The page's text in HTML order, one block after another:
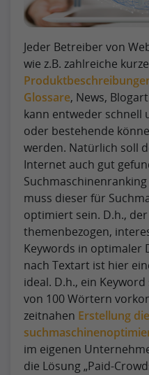
Jeder Betreiber von
wie z.B. zahlreiche
Glossare, News,
kann entweder
oder bestehende
werden. Natürlich soll
Internet auch gut
muss dieser für
optimiert sein. D.h.,
themenbezogen,
Keywords in optimaler
nach Textart ist hier
ideal. D.h., ein
von 100 Wörtern
zeitnahen Erstellung
im eigenen
die Lösung „Paid-